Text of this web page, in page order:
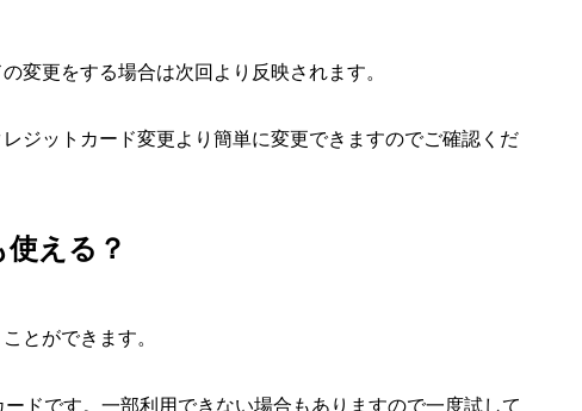
変更をする場合は次回より反映されます。
ジットカード変更より簡単に変更できますのでご確認くだ
える？
とができます。
ドです。一部利用できない場合もありますので一度試して